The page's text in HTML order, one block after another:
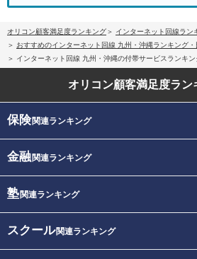
オリコン顧客満足度ランキング
インターネット回線ラン
おすすめのインターネット回線 九州・沖縄ランキング・
インターネット回線 九州・沖縄の付帯サービスランキ
オリコン顧客満足度ラン
保険関連ランキング
金融関連ランキング
塾関連ランキング
スクール関連ランキング